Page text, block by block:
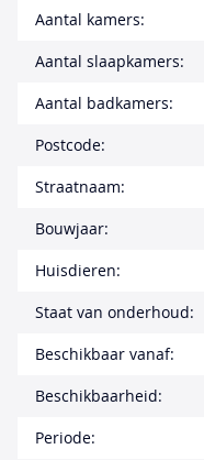
Aantal kamers:
Aantal slaapkamers:
Aantal badkamers:
Postcode:
Straatnaam:
Bouwjaar:
Huisdieren:
Staat van onderhoud:
Beschikbaar vanaf:
Beschikbaarheid:
Periode: